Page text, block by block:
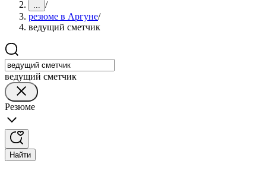
... /
резюме в Аргуне/
ведущий сметчик
ведущий сметчик
Резюме
Найти